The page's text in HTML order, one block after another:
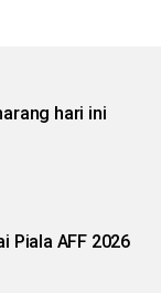
hari ini
Piala AFF 2026